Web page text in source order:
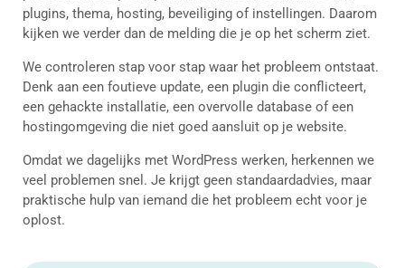
plugins, thema, hosting, beveiliging of instellingen. Daarom
kijken we verder dan de melding die je op het scherm ziet.
We controleren stap voor stap waar het probleem ontstaat.
Denk aan een foutieve update, een plugin die conflicteert,
een gehackte installatie, een overvolle database of een
hostingomgeving die niet goed aansluit op je website.
Omdat we dagelijks met WordPress werken, herkennen we
veel problemen snel. Je krijgt geen standaardadvies, maar
praktische hulp van iemand die het probleem echt voor je
oplost.